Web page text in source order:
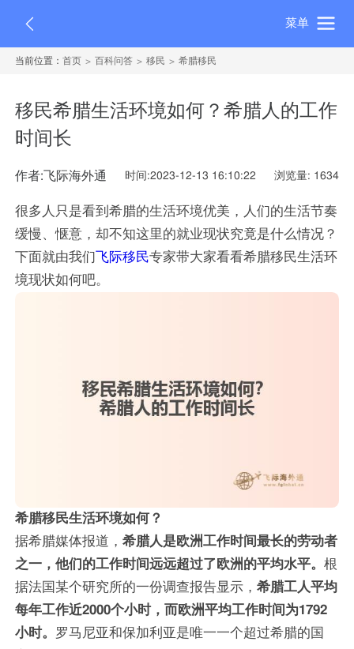
菜单
当前位置：首页 百科问答 移民 希腊移民
移民希腊生活环境如何？希腊人的工作
时间长
作者:飞际海外通 时间:2023-12-13 16:10:22 浏览量: 1634
很多人只是看到希腊的生活环境优美，人们的生活节奏
缓慢、惬意，却不知这里的就业现状究竟是什么情况？
下面就由我们
飞际移民专家带大家看看希腊移民生活环
境现状如何吧。
希腊移民生活环境如何？
据希腊媒体报道，希腊人是欧洲工作时间最长的劳动者
之一，他们的工作时间远远超过了欧洲的平均水平。根
据法国某个研究所的一份调查报告显示，希腊工人平均
每年工作近2000个小时，而欧洲平均工作时间为1792
小时。 罗马尼亚和保加利亚是唯一一个超过希腊的国